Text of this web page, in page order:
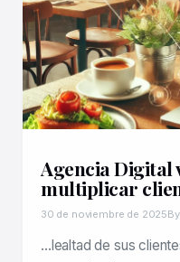
Agencia Digital
multiplicar
30 de noviembre de 2025
…lealtad de sus